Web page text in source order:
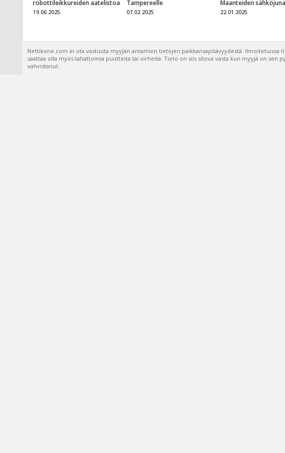
robottileikkureiden aatelistoa
19.06.2025
Tampereelle
07.02.2025
Maanteiden sähköjuna
22.01.2025
Nettikone.com ei ota vastuuta myyjän antamien tietojen paikkansapitävyydestä. Ilmoitetuissa
saattaa olla myös tahattomia puutteita tai virheitä. Tieto on siis sitova vasta kun myyjä on sen
vahvistanut.